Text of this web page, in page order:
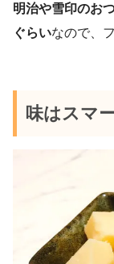
明治や雪印のお
ぐらいなので、
味はスマ